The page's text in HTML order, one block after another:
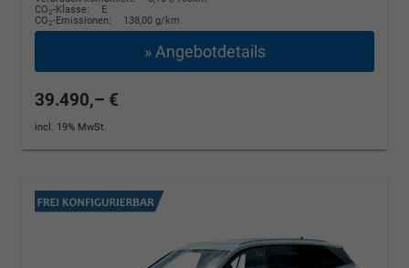
CO2-Klasse:
E
CO2-Emissionen: 138,00 g/km
» Angebotdetails
39.490,– €
incl. 19% MwSt.